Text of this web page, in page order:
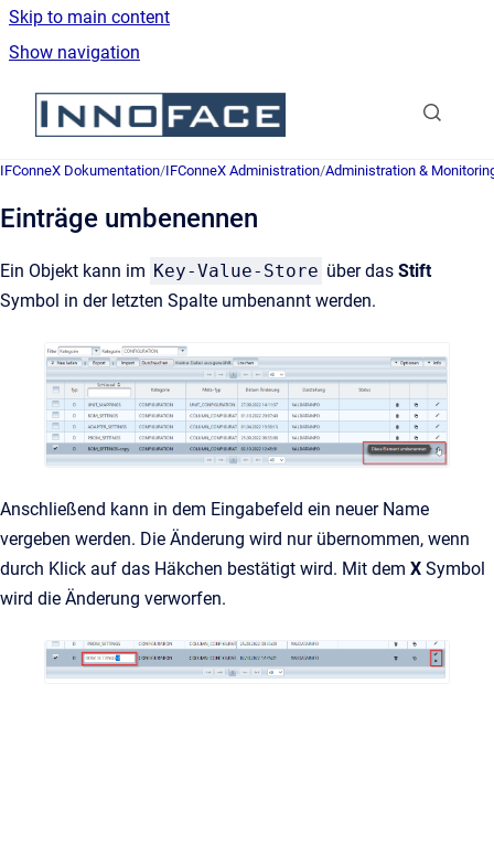
Skip to main content
Show navigation
Go to homepage
IFConneX Dokumentation/IFConneX Administration/Administration &
Einträge umbenennen
Ein Objekt kann im Key-Value-Store über das Stift
Symbol in der letzten Spalte umbenannt werden.
Anschließend kann in dem Eingabefeld ein neuer Name
vergeben werden. Die Änderung wird nur übernommen, wenn
durch Klick auf das Häkchen bestätigt wird. Mit dem X Symbol
wird die Änderung verworfen.